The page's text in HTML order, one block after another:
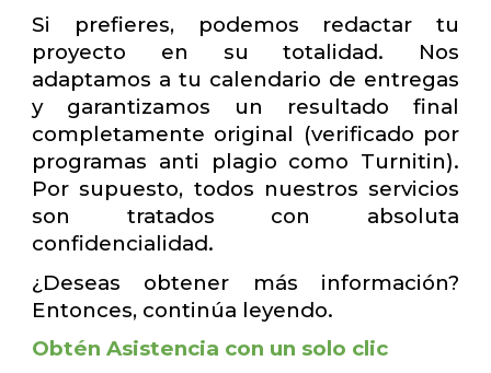
Si prefieres, podemos redactar tu
proyecto en su totalidad. Nos
adaptamos a tu calendario de entregas
y garantizamos un resultado final
completamente original (verificado por
programas anti plagio como Turnitin).
Por supuesto, todos nuestros servicios
son tratados con absoluta
confidencialidad.
¿Deseas obtener más información?
Entonces, continúa leyendo.
Obtén Asistencia con un solo clic